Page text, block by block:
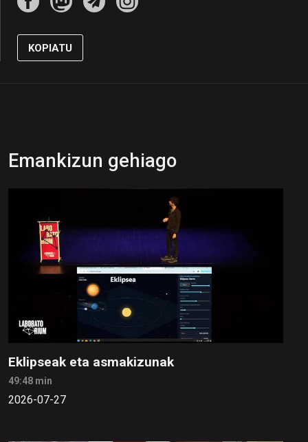
KOPIATU
Emankizun gehiago
Eklipseak eta asmakizunak
49:48 min
2026-07-27